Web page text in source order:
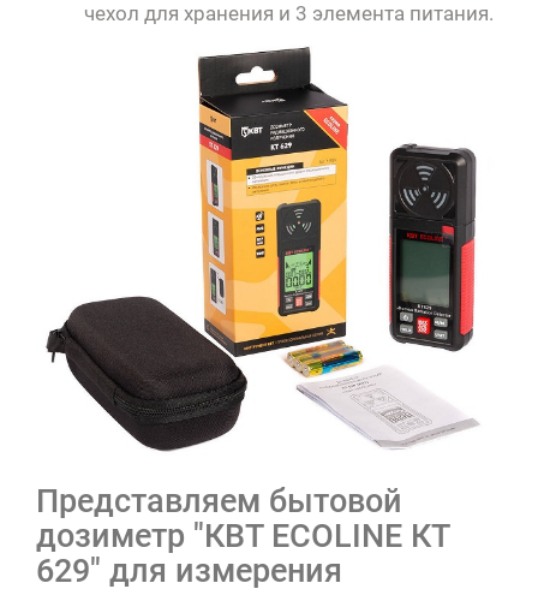
чехол для хранения и 3 элемента питания.
Представляем бытовой
дозиметр "КВТ ECOLINE КТ
629" для измерения